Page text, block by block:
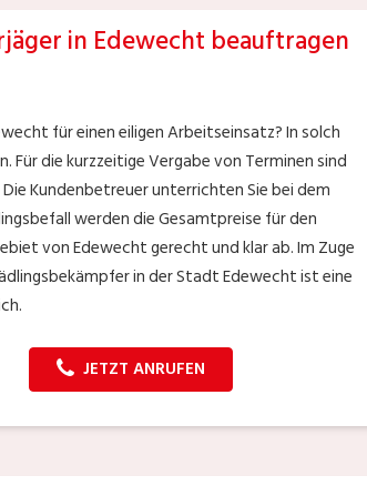
in Edewecht beauftragen
für einen eiligen Arbeitseinsatz? In solch
Für die kurzzeitige Vergabe von Terminen sind
Kundenbetreuer unterrichten Sie bei dem
werden die Gesamtpreise für den
von Edewecht gerecht und klar ab. Im Zuge
in der Stadt Edewecht ist eine
JETZT ANRUFEN